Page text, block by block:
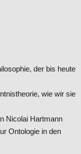
der bis heute
wie wir sie
Nicolai Hartmann
Ontologie in den